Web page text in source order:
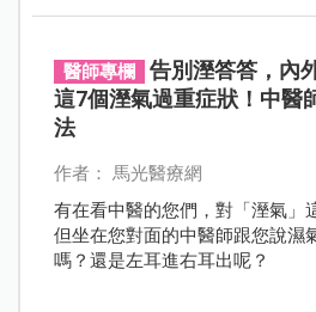
醫師專欄
告別溼答答，內
這7個溼氣過重症狀！中醫
法
作者： 馬光醫療網
有在看中醫的您們，對「溼氣」
但坐在您對面的中醫師跟您說濕
嗎？還是左耳進右耳出呢？